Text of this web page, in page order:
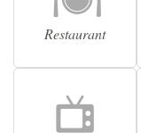
Restaurant